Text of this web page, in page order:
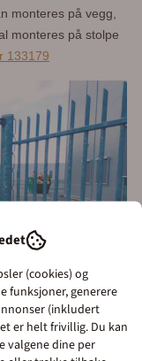
monteres på vegg,
monteres på stolpe
133179
(cookies) og
funksjoner, generere
(inkludert
er helt frivillig. Du kan
valgene dine per